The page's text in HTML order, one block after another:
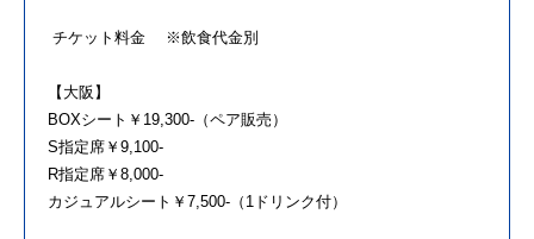
チケット料金 ※飲食代金別
【大阪】
BOXシート￥19,300-（ペア販売）
S指定席￥9,100-
R指定席￥8,000-
カジュアルシート￥7,500-（1ドリンク付）